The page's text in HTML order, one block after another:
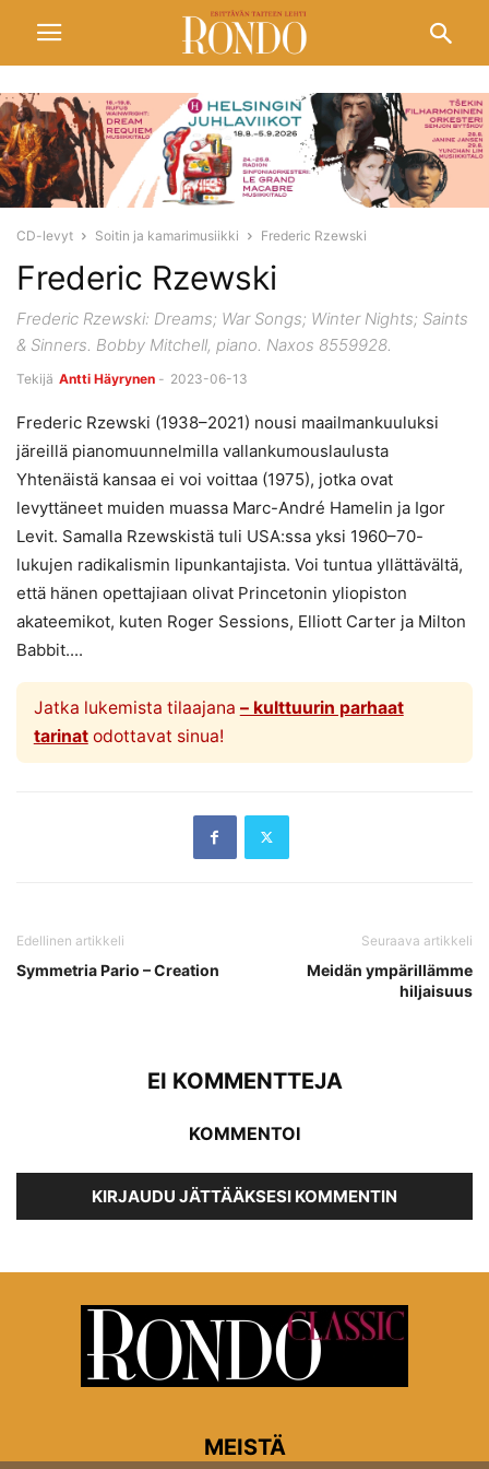
CD-levyt Soitin ja kamarimusiikki Frederic Rzewski
Frederic Rzewski
Frederic Rzewski: Dreams; War Songs; Winter Nights; Saints
& Sinners. Bobby Mitchell, piano. Naxos 8559928.
Tekijä Antti Häyrynen - 2023-06-13
Frederic Rzewski (1938–2021) nousi maailmankuuluksi
järeillä pianomuunnelmilla vallankumouslaulusta
Yhtenäistä kansaa ei voi voittaa (1975), jotka ovat
levyttäneet muiden muassa Marc-André Hamelin ja Igor
Levit. Samalla Rzewskistä tuli USA:ssa yksi 1960–70-
lukujen radikalismin lipunkantajista. Voi tuntua yllättävältä,
että hänen opettajiaan olivat Princetonin yliopiston
akateemikot, kuten Roger Sessions, Elliott Carter ja Milton
Babbit....
Jatka lukemista tilaajana – kulttuurin parhaat
tarinatodottavat sinua!
Edellinen artikkeli
Symmetria Pario – Creation
Seuraava artikkeli
Meidän ympärillämme
hiljaisuus
EI KOMMENTTEJA
KOMMENTOI
KIRJAUDU JÄTTÄÄKSESI KOMMENTIN
MEISTÄ